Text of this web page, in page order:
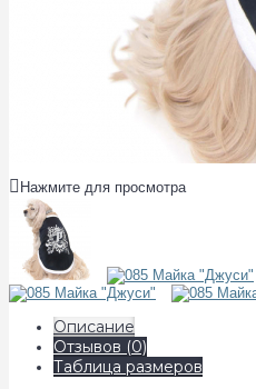
Нажмите для просмотра
Описание
Отзывов (0)
Таблица размеров